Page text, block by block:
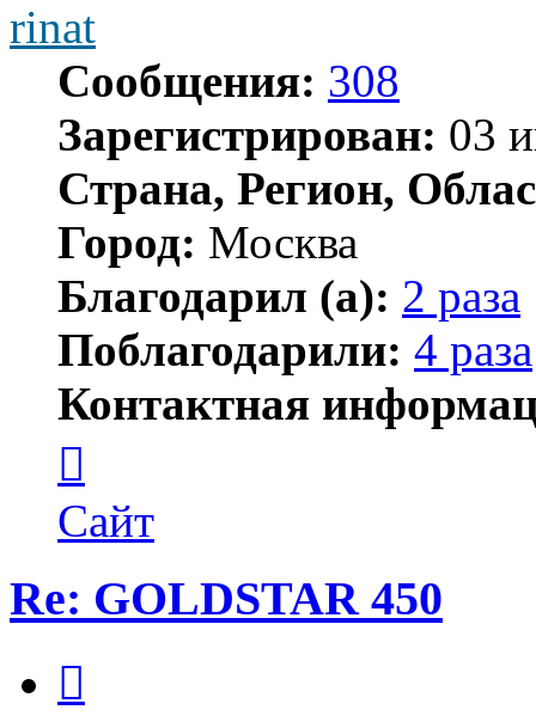
rinat
Сообщения: 308
Зарегистрирован: 03
Страна, Регион,
Город: Москва
Благодарил (а): 2 раза
Поблагодарили: 4 раза
Контактная
пользователя
rinat
Сайт
Re: GOLDSTAR 450